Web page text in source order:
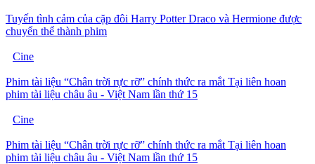
Tuyến tình cảm của cặp đôi Harry Potter Draco và Hermione được
chuyển thể thành phim
Cine
Phim tài liệu “Chân trời rực rỡ” chính thức ra mắt Tại liên hoan
phim tài liệu châu âu - Việt Nam lần thứ 15
Cine
Phim tài liệu “Chân trời rực rỡ” chính thức ra mắt Tại liên hoan
phim tài liệu châu âu - Việt Nam lần thứ 15